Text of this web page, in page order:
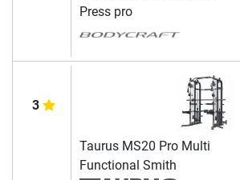
Press pro
3
Taurus MS20 Pro Multi
Functional Smith